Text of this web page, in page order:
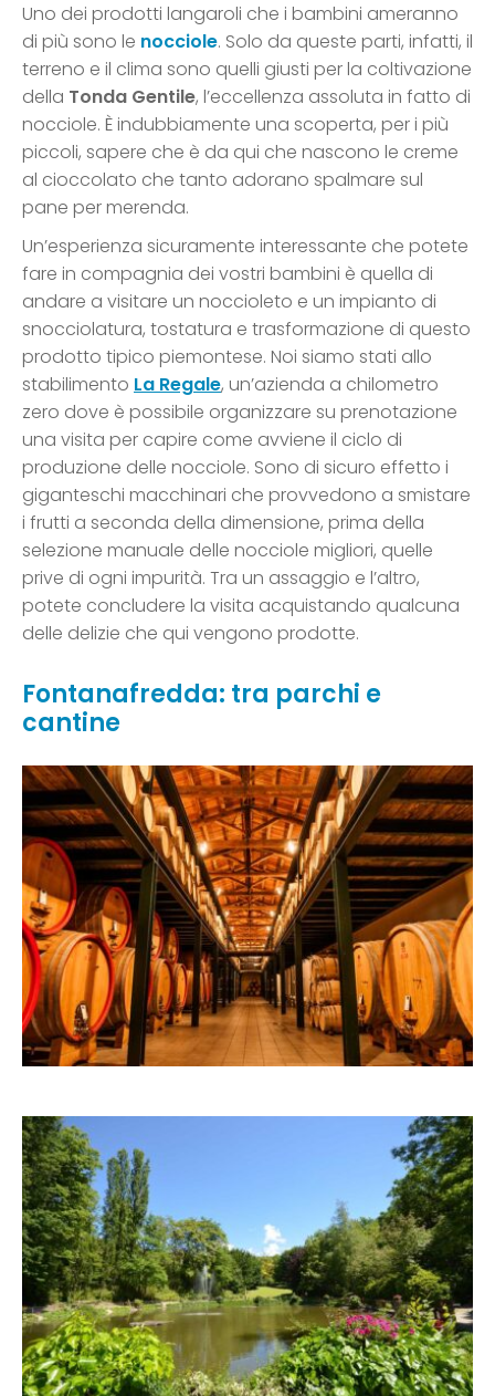
Uno dei prodotti langaroli che i bambini ameranno
di più sono le nocciole. Solo da queste parti, infatti, il
terreno e il clima sono quelli giusti per la coltivazione
della Tonda Gentile, l’eccellenza assoluta in fatto di
nocciole. È indubbiamente una scoperta, per i più
piccoli, sapere che è da qui che nascono le creme
al cioccolato che tanto adorano spalmare sul
pane per merenda.
Un’esperienza sicuramente interessante che potete
fare in compagnia dei vostri bambini è quella di
andare a visitare un noccioleto e un impianto di
snocciolatura, tostatura e trasformazione di questo
prodotto tipico piemontese. Noi siamo stati allo
stabilimento La Regale, un’azienda a chilometro
zero dove è possibile organizzare su prenotazione
una visita per capire come avviene il ciclo di
produzione delle nocciole. Sono di sicuro effetto i
giganteschi macchinari che provvedono a smistare
i frutti a seconda della dimensione, prima della
selezione manuale delle nocciole migliori, quelle
prive di ogni impurità. Tra un assaggio e l’altro,
potete concludere la visita acquistando qualcuna
delle delizie che qui vengono prodotte.
Fontanafredda: tra parchi e
cantine